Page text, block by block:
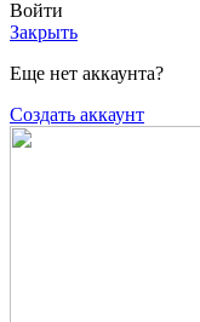
Войти
Закрыть
Еще нет аккаунта?
Создать аккаунт